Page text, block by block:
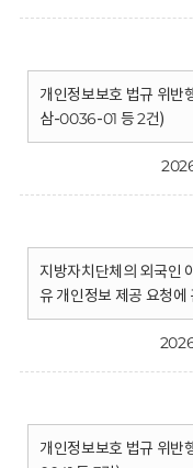
개인정보보호 법규 위
삼-0036-01 등 2건)
지방자치단체의 외국인
유 개인정보 제공 요청에
개인정보보호 법규 위반